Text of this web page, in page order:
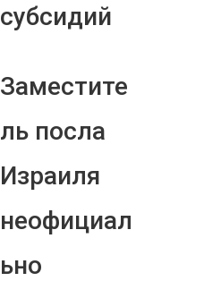
субсидий
Заместите
ль посла
Израиля
неофициал
ьно